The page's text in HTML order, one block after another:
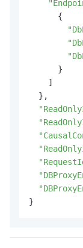
      {
      }
    ]
  },
}